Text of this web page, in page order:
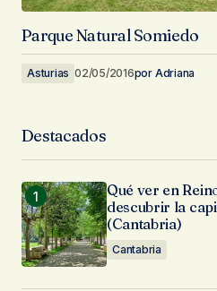
Parque Natural Somiedo
Asturias 02/05/2016por Adriana
Destacados
Qué ver en
descubrir la
(Cantabria)
Cantabria